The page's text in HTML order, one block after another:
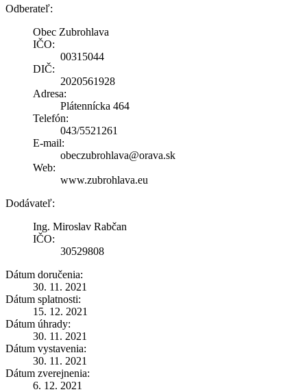
Odberateľ:
Obec Zubrohlava
IČO:
00315044
DIČ:
2020561928
Adresa:
Plátennícka 464
Telefón:
043/5521261
E-mail:
obeczubrohlava@orava.sk
Web:
www.zubrohlava.eu
Dodávateľ:
Ing. Miroslav Rabčan
IČO:
30529808
Dátum doručenia:
30. 11. 2021
Dátum splatnosti:
15. 12. 2021
Dátum úhrady:
30. 11. 2021
Dátum vystavenia:
30. 11. 2021
Dátum zverejnenia:
6. 12. 2021